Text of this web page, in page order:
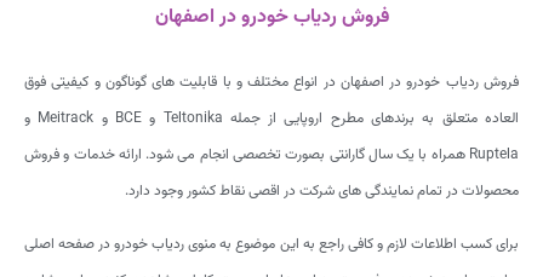
فروش ردیاب خودرو در اصفهان
فروش ردیاب خودرو در اصفهان در انواع مختلف و با قابلیت های گوناگون و کیفیتی فوق
العاده متعلق به برندهای مطرح اروپایی از جمله Teltonika و BCE و Meitrack و
Ruptela همراه با یک سال گارانتی بصورت تخصصی انجام می شود. ارائه خدمات و فروش
محصولات در تمام نمایندگی های شرکت در اقصی نقاط کشور وجود دارد.
برای کسب اطلاعات لازم و کافی راجع به این موضوع به منوی ردیاب خودرو در صفحه اصلی